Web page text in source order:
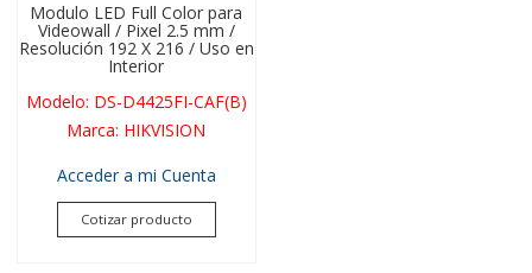
Modulo LED Full Color para
Videowall / Pixel 2.5 mm /
Resolución 192 X 216 / Uso en
Interior
Modelo: DS-D4425FI-CAF(B)
Marca: HIKVISION
Acceder a mi Cuenta
Cotizar producto